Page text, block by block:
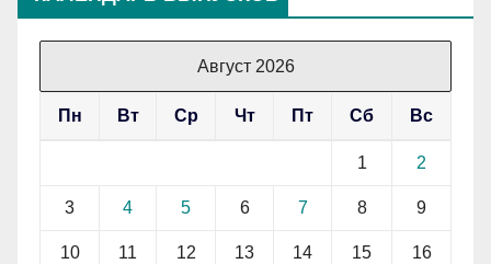
Август 2026
Пн Вт Ср Чт Пт Сб Вс
1 2
3 4 5 6 7 8 9
10 11 12 13 14 15 16